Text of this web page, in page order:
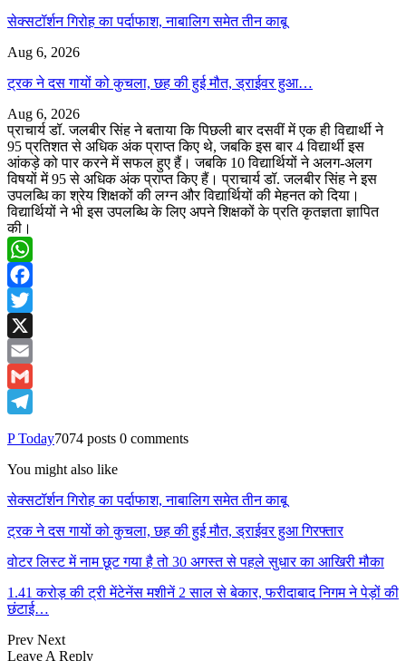
सेक्सटॉर्शन गिरोह का पर्दाफाश, नाबालिग समेत तीन काबू
Aug 6, 2026
ट्रक ने दस गायों को कुचला, छह की हुई मौत, ड्राईवर हुआ…
Aug 6, 2026
प्राचार्य डॉ. जलबीर सिंह ने बताया कि पिछली बार दसवीं में एक ही विद्यार्थी ने
95 प्रतिशत से अधिक अंक प्राप्त किए थे, जबकि इस बार 4 विद्यार्थी इस
आंकड़े को पार करने में सफल हुए हैं। जबकि 10 विद्यार्थियों ने अलग-अलग
विषयों में 95 से अधिक अंक प्राप्त किए हैं। प्राचार्य डॉ. जलबीर सिंह ने इस
उपलब्धि का श्रेय शिक्षकों की लग्न और विद्यार्थियों की मेहनत को दिया।
विद्यार्थियों ने भी इस उपलब्धि के लिए अपने शिक्षकों के प्रति कृतज्ञता ज्ञापित
की।
WhatsApp
Facebook
Twitter
X
Email
Gmail
P Today7074 posts 0 comments
You might also like
सेक्सटॉर्शन गिरोह का पर्दाफाश, नाबालिग समेत तीन काबू
ट्रक ने दस गायों को कुचला, छह की हुई मौत, ड्राईवर हुआ गिरफ्तार
वोटर लिस्ट में नाम छूट गया है तो 30 अगस्त से पहले सुधार का आखिरी मौका
1.41 करोड़ की ट्री मेंटेनेंस मशीनें 2 साल से बेकार, फरीदाबाद निगम ने पेड़ों की
छंटाई…
Prev Next
Leave A Reply